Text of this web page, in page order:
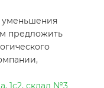
уменьшения
предложить
1с2, склад №3